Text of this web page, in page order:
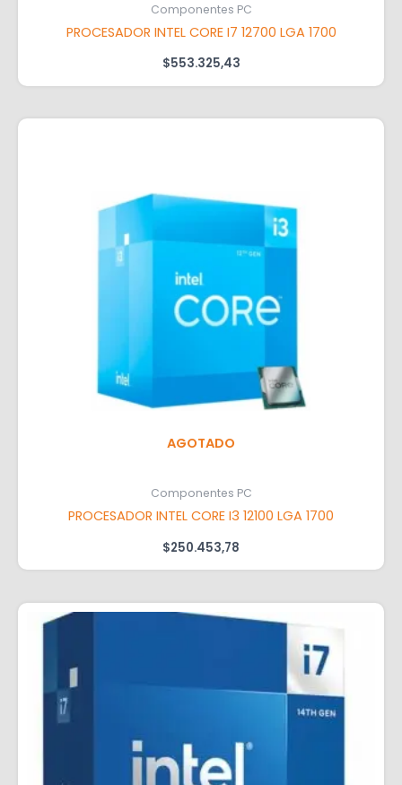
Componentes PC
PROCESADOR INTEL CORE I7 12700 LGA 1700
$553.325,43
AGOTADO
Componentes PC
PROCESADOR INTEL CORE I3 12100 LGA 1700
$250.453,78